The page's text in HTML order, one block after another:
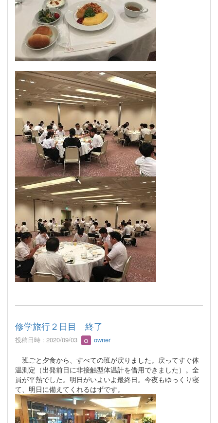
修学旅行２日目 終了
投稿日時 : 2020/09/03 owner
班ごと夕食から、すべての班が戻りました。戻ってすぐ体
温測定（出発前日に非接触型体温計を借用できました）。全
員が平熱でした。明日がいよいよ最終日。今夜もゆっくり寝
て、明日に備えてくれるはずです。